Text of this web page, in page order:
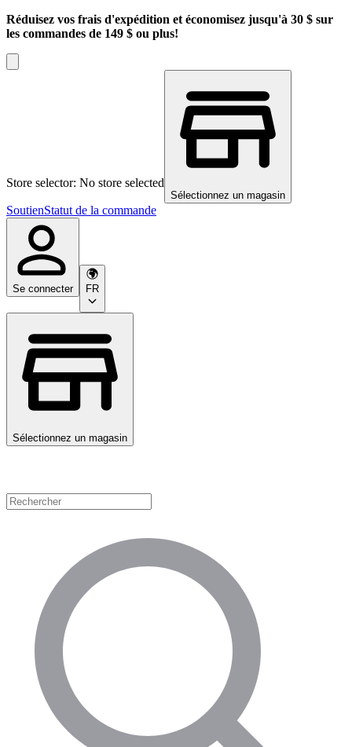
Réduisez vos frais d'expédition et économisez jusqu'à 30 $ sur
les commandes de 149 $ ou plus!
Store selector: No store selected
Sélectionnez un magasin
SoutienStatut de la commande
Se connecter FR
Sélectionnez un magasin